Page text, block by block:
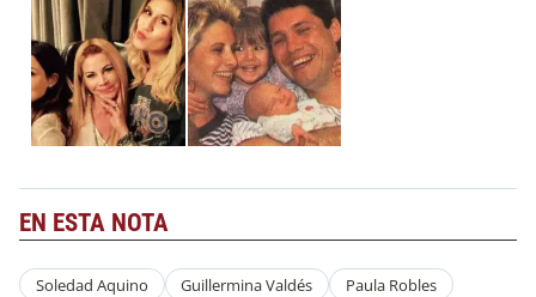
EN ESTA NOTA
Soledad Aquino Guillermina Valdés Paula Robles